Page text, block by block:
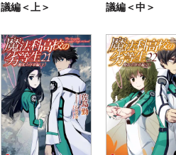
議編＜上＞
議編＜中＞